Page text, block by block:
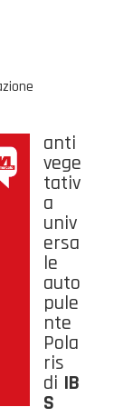
anti
vege
tativ
a
univ
ersa
le
auto
pule
nte
Pola
ris
di IB
S